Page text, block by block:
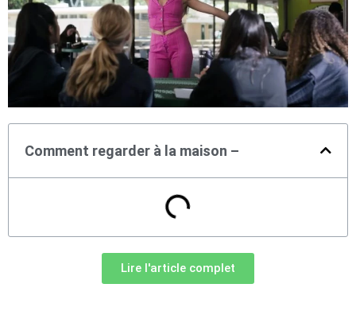
Comment regarder à la maison –
Lire l'article complet